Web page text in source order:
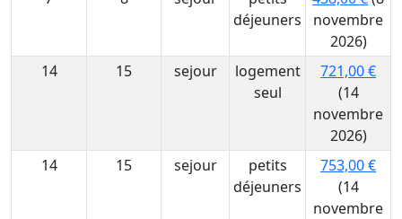
déjeuners
novembre
2026)
14
15 sejour
logement
seul
721,00 €
(14
novembre
2026)
14
15 sejour
petits
déjeuners
753,00 €
(14
novembre